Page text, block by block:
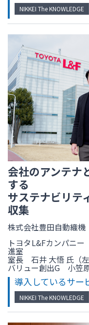
NIKKEI The KNOWLEDGE
会社のアンテナ
する
サステナビリテ
収集
株式会社豊田自動織機
トヨタL&Fカンパニ
進室
室長 石井 大悟 氏（左
バリュー創出G 小笠原
導入しているサー
NIKKEI The KNOWLEDGE